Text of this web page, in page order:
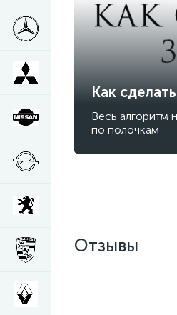
Как
Весь алгоритм
по полочкам
Отзывы